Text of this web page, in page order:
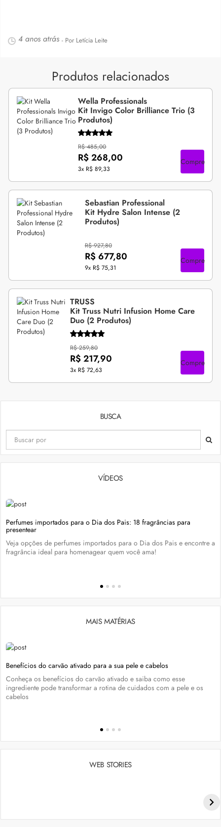
4 anos atrás - Por Letícia Leite
Produtos relacionados
Wella Professionals
Kit Invigo Color Brilliance Trio (3
Produtos)
R$ 485,00
R$ 268,00
3x R$ 89,33
Compre
Sebastian Professional
Kit Hydre Salon Intense (2
Produtos)
R$ 927,80
R$ 677,80
9x R$ 75,31
Compre
TRUSS
Kit Truss Nutri Infusion Home Care
Duo (2 Produtos)
R$ 259,80
R$ 217,90
3x R$ 72,63
Compre
BUSCA
VÍDEOS
Perfumes importados para o Dia dos Pais: 18 fragrâncias para
presentear
Veja opções de perfumes importados para o Dia dos Pais e encontre a
fragrância ideal para homenagear quem você ama!
MAIS MATÉRIAS
Benefícios do carvão ativado para a sua pele e cabelos
Conheça os benefícios do carvão ativado e saiba como esse
ingrediente pode transformar a rotina de cuidados com a pele e os
cabelos
WEB STORIES